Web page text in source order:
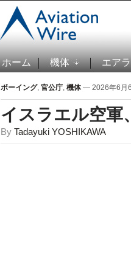
ホーム 機体 エア
ボーイング, 官公庁, 機体— 2026年6月
イスラエル空軍
By Tadayuki YOSHIKAWA